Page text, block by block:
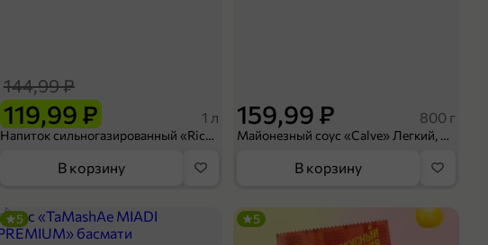
119,99 ₽
144,99 ₽
1 л
Напиток сильногазированный «Rich» Биттер Лемон, 1 л
В корзину
159,99 ₽ 800 г
Майонезный соус «Calve» Легкий, 800 г
В корзину
5 5